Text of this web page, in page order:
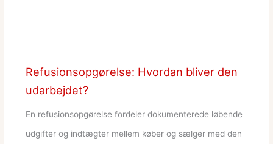
Refusionsopgørelse: Hvordan bliver den
udarbejdet?
En refusionsopgørelse fordeler dokumenterede løbende
udgifter og indtægter mellem køber og sælger med den